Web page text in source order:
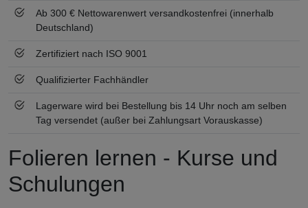
Ab 300 € Nettowarenwert versandkostenfrei (innerhalb
Deutschland)
Zertifiziert nach ISO 9001
Qualifizierter Fachhändler
Lagerware wird bei Bestellung bis 14 Uhr noch am selben
Tag versendet (außer bei Zahlungsart Vorauskasse)
Folieren lernen - Kurse und
Schulungen